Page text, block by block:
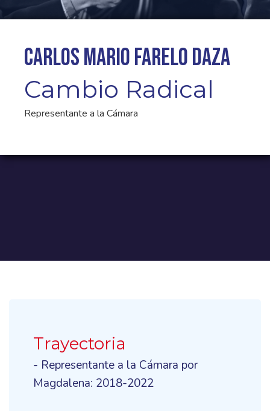
Carlos Mario Farelo Daza
Cambio Radical
Representante a la Cámara
Trayectoria
- Representante a la Cámara por
Magdalena: 2018-2022